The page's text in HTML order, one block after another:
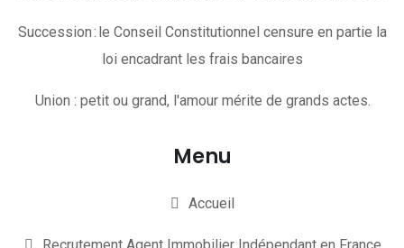
Succession : le Conseil Constitutionnel censure en partie la
loi encadrant les frais bancaires
Union : petit ou grand, l'amour mérite de grands actes.
Menu
Accueil